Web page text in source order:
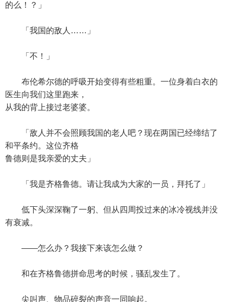
的么！？」
「我国的敌人……」
「不！」
布伦希尔德的呼吸开始变得有些粗重。一位身着白衣的
医生向我们这里跑来，
从我的背上接过老婆婆。
「敌人并不会照顾我国的老人吧？现在两国已经缔结了
和平条约。这位齐格
鲁德则是我亲爱的丈夫」
「我是齐格鲁德。请让我成为大家的一员，拜托了」
低下头深深鞠了一躬、但从四周投过来的冰冷视线并没
有衰减。
——怎么办？我接下来该怎么做？
和在齐格鲁德拼命思考的时候，骚乱发生了。
尖叫声、物品碎裂的声音一同响起。